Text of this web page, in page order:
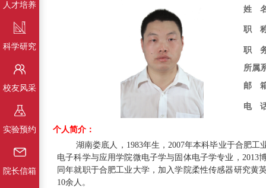
人才培养
科学研究
校友风采
实验预约
院长信箱
姓
职
职
所属
邮
电
个人简介：
湖南娄底人， 1983年生，2007年本科毕业于合肥工
电子科学与应用学院微电子学与固体电子学专业， 2013
同年就职于合肥工业大学，加入学院柔性传感器研究黄
10余人。